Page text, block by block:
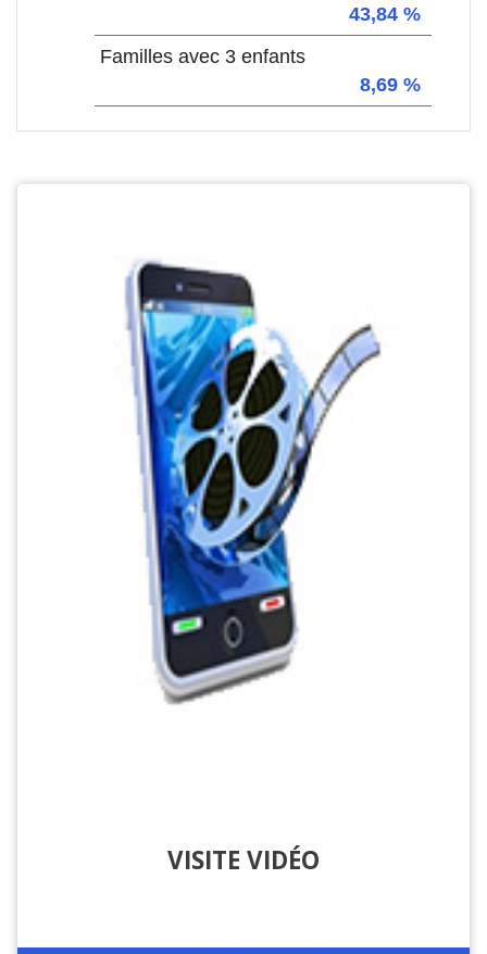
43,84 %
Familles avec 3 enfants
8,69 %
VISITE VIDÉO